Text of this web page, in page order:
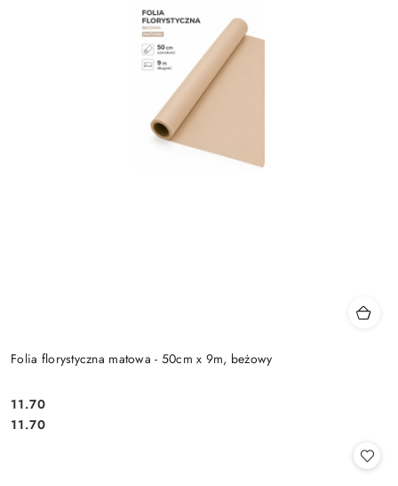
Folia florystyczna matowa - 50cm x 9m, beżowy
Cena:
11.70
Cena:
11.70